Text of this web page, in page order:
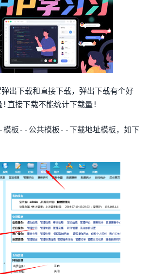
弹出下载和直接下载，弹出下载有个好
!直接下载不能统计下载量!
模板--公共模板--下载地址模板，如下